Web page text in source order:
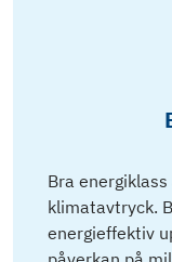
Bra
klimatavtryck.
energieffektiv